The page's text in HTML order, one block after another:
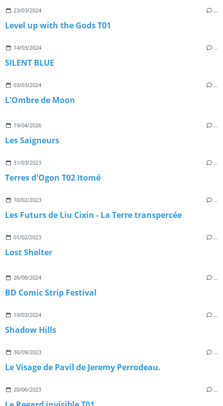
23/03/2024 …
Level up with the Gods T01
14/03/2024 …
SILENT BLUE
03/03/2024 …
L'Ombre de Moon
19/04/2026 …
Les Saigneurs
31/03/2023 …
Terres d'Ogon T02 Itomé
10/02/2023 …
Les Futurs de Liu Cixin - La Terre transpercée
01/02/2023 …
Lost Shelter
26/08/2024 …
BD Comic Strip Festival
19/03/2024 …
Shadow Hills
30/09/2023 …
Le Visage de Pavil de Jeremy Perrodeau.
20/06/2023 …